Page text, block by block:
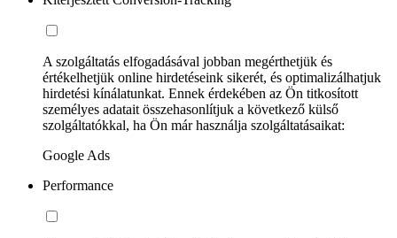
A szolgáltatás elfogadásával jobban megérthetjük és
értékelhetjük online hirdetéseink sikerét, és optimalizálhatjuk
hirdetési kínálatunkat. Ennek érdekében az Ön titkosított
személyes adatait összehasonlítjuk a következő külső
szolgáltatókkal, ha Ön már használja szolgáltatásaikat:
Google Ads
Performance